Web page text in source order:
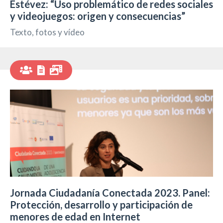
Estévez: “Uso problemático de redes sociales
y videojuegos: origen y consecuencias”
Texto, fotos y vídeo
Jornada Ciudadanía Conectada 2023. Panel:
Protección, desarrollo y participación de
menores de edad en Internet